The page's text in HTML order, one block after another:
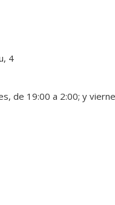
4
de 19:00 a 2:00; y